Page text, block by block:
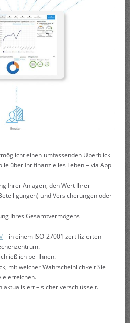
einen umfassenden Überblick
über Ihr finanzielles Leben – via App
Ihrer Anlagen, den Wert Ihrer
und Versicherungen oder
Ihres Gesamtvermögens
– in einem ISO-27001 zertifizierten
bei Ihnen.
mit welcher Wahrscheinlichkeit Sie
erreichen.
aktualisiert – sicher verschlüsselt.